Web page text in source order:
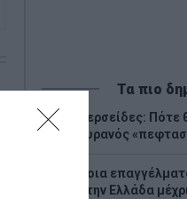
Τα πιο
1
Περσείδες: Πότε
ουρανός
Ποια
στην Ελλάδα